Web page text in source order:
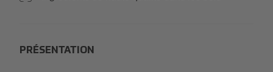
PRÉSENTATION